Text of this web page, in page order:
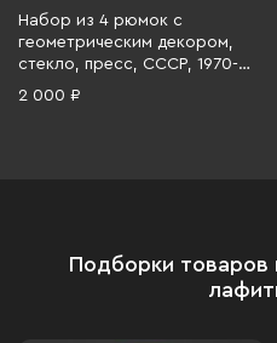
Набор из 4 рюмок с
геометрическим декором,
стекло, пресс, СССР, 1970-
1990 гг.
2 000 ₽
Подборки товаров